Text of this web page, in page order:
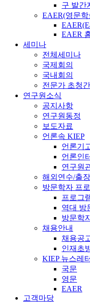
구 발간
EAER(영문
EAER
세미나
전체세미나
국제회의
국내회의
전문가 초청
연구원소식
공지사항
연구원동정
보도자료
언론속 KIEP
언론기
언론인
연구원
해외연수/출
방문학자 프
프로그
역대 방
방문학
채용안내
채용공
인재초
KIEP 뉴스레터
국문
영문
EAER
고객마당